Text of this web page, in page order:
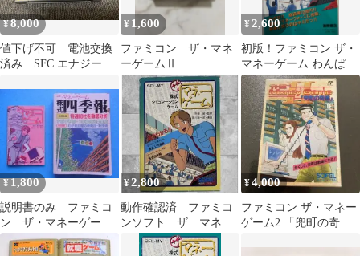
¥8,000
値下げ不可 電池交換
済み SFC エナジーブ
ァミコン ソフト
¥ 1,600
ファミコン ザ・マネ
ーゲームⅡ
¥2,600
初版！ファミコン ザ・
マネーゲーム わんぱっ
くコミック完ペキ本 徳
間書店
¥1,800
説明書のみ ファミコ
ン ザ・マネーゲー
ム ソフエル 1988年
¥2,800
動作確認済 ファミコ
ンソフト ザ マネー
ゲーム 26タ205
¥4,000
ファミコン ザ・マネー
ゲーム2 「兜町の奇